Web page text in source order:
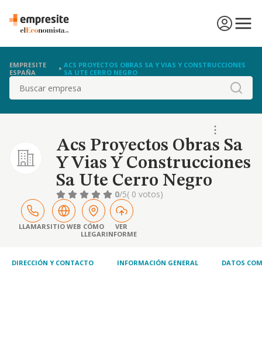
EMPRESITE
ESPAÑA
ACS PROYECTOS OBRAS SA Y VIAS Y CONSTRUCCIONES
SA UTE CERRO NEGRO
Buscar
Acs Proyectos Obras Sa
Y Vias Y Construcciones
Sa Ute Cerro Negro
0/5( 0 votos)
LLAMARSITIO WEB CÓMO
LLEGAR
VER
INFORME
DIRECCIÓN Y CONTACTO INFORMACIÓN GENERAL DATOS